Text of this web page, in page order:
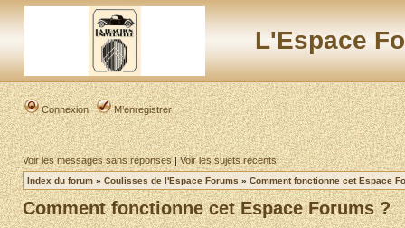
L'Espace
Connexion M’enregistrer
Voir les messages sans réponses|Voir les sujets récents
Index du forum » Coulisses de l'Espace Forums » Comment fonctionne cet Espace
Comment fonctionne cet Espace Forums ?